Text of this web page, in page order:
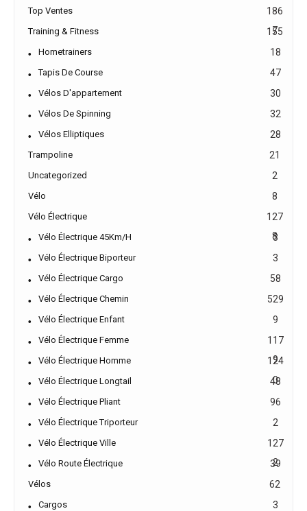
Top Ventes
186
7
Training & Fitness 155
Hometrainers 18
Tapis De Course 47
Vélos D'appartement 30
Vélos De Spinning 32
Vélos Elliptiques 28
Trampoline 21
Uncategorized 2
Vélo 8
Vélo Électrique
127
8
Vélo Électrique 45Km/h 3
Vélo Électrique Biporteur 3
Vélo Électrique Cargo 58
Vélo Électrique Chemin 529
Vélo Électrique Enfant 9
Vélo Électrique Femme
117
9
Vélo Électrique Homme
124
0
Vélo Électrique Longtail 48
Vélo Électrique Pliant 96
Vélo Électrique Triporteur 2
Vélo Électrique Ville
127
2
Vélo Route Électrique 39
Vélos 62
Cargos 3